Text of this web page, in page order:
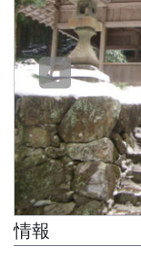
情報